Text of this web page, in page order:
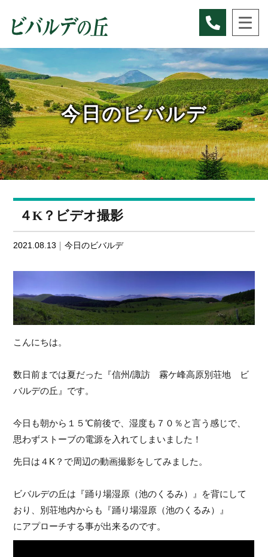
今日のビバルデ
４K？ビデオ撮影
2021.08.13 今日のビバルデ
こんにちは。
数日前までは夏だった『信州/諏訪 霧ケ峰高原別荘地 ビ
バルデの丘』です。
今日も朝から１５℃前後で、湿度も７０％と言う感じで、
思わずストーブの電源を入れてしまいました！
先日は４K？で周辺の動画撮影をしてみました。
ビバルデの丘は『踊り場湿原（池のくるみ）』を背にして
おり、別荘地内からも『踊り場湿原（池のくるみ）』
にアプローチする事が出来るのです。